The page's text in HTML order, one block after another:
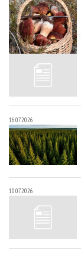
22.07.2026
16.07.2026
10.07.2026